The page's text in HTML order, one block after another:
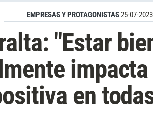
EMPRESAS Y PROTAGONISTAS25-07-
"Estar
impacta
en